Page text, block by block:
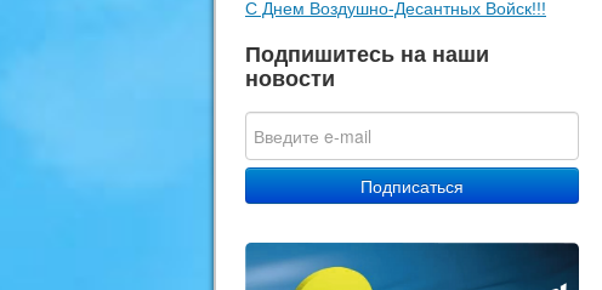
С Днем Воздушно-Десантных Войск!!!
Подпишитесь на наши
новости